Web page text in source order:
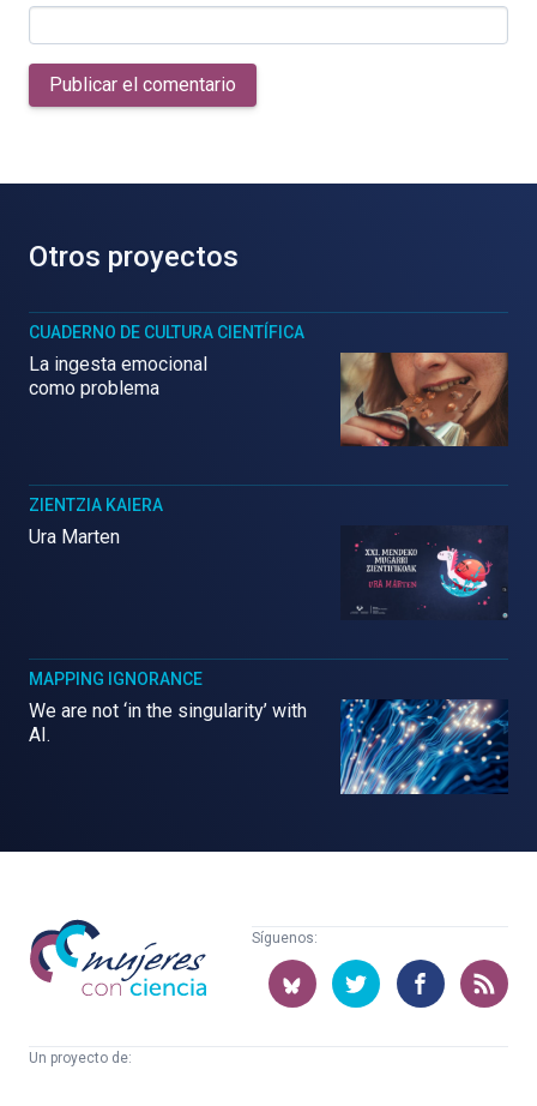
Publicar el comentario
Otros proyectos
CUADERNO DE CULTURA CIENTÍFICA
La ingesta emocional
como problema
ZIENTZIA KAIERA
Ura Marten
MAPPING IGNORANCE
We are not ‘in the singularity’ with
AI.
Mujeres
con
ciencia
Síguenos:
Un proyecto de: